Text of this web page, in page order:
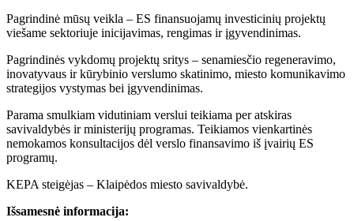
Pagrindinė mūsų veikla – ES finansuojamų investicinių projektų
viešame sektoriuje inicijavimas, rengimas ir įgyvendinimas.
Pagrindinės vykdomų projektų sritys – senamiesčio regeneravimo,
inovatyvaus ir kūrybinio verslumo skatinimo, miesto komunikavimo
strategijos vystymas bei įgyvendinimas.
Parama smulkiam vidutiniam verslui teikiama per atskiras
savivaldybės ir ministerijų programas. Teikiamos vienkartinės
nemokamos konsultacijos dėl verslo finansavimo iš įvairių ES
programų.
KEPA steigėjas – Klaipėdos miesto savivaldybė.
Išsamesnė informacija: